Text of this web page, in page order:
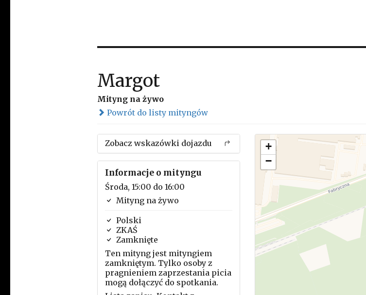
Margot
Mityng na żywo
Powrót do listy mityngów
Zobacz wskazówki dojazdu
Informacje o mityngu
Środa, 15:00 do 16:00
Mityng na żywo
Polski
ZKAŚ
Zamknięte
Ten mityng jest mityngiem
zamkniętym. Tylko osoby z
pragnieniem zaprzestania picia
mogą dołączyć do spotkania.
+
−